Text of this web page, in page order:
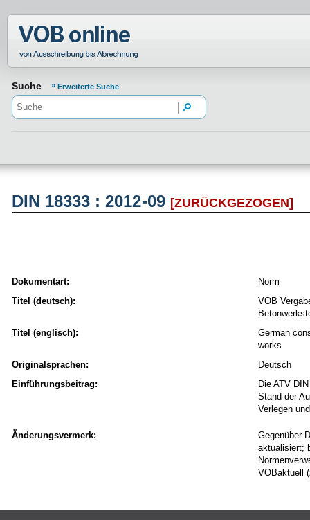
Normenportal Barrierefreiheit
Suche Erweiterte Suche
DIN 18333 : 2012-09 [ZURÜCKGEZOGEN]
Dokumentart:
Norm
Titel (deutsch):
VOB
Titel (englisch):
German
works
Originalsprachen:
Deutsch
Einführungsbeitrag:
Die ATV
Stand der
Verlegen
Änderungsvermerk:
Gegenüber
aktualisiert;
VOBaktuell